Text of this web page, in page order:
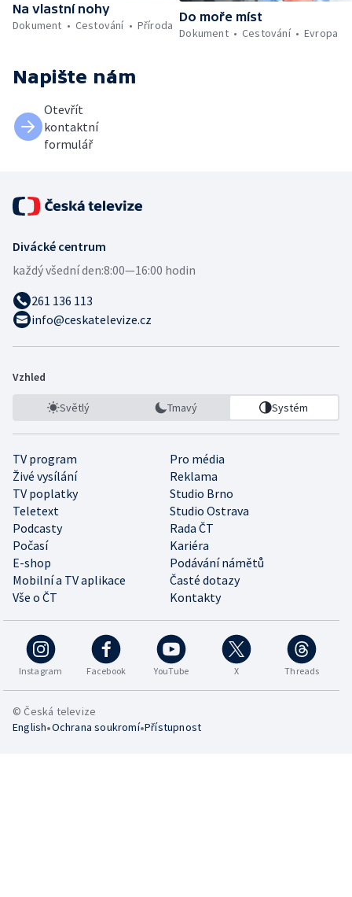
Na vlastní nohy
Dokument
Cestování Příroda
Do moře míst
Dokument
Cestování Evropa
Napište nám
Otevřít
kontaktní
formulář
Divácké centrum
každý všední den:8:00—16:00 hodin
261 136 113
info@ceskatelevize.cz
Vzhled
Světlý Tmavý Systém
TV program
Pro média
Živé vysílání
Reklama
TV poplatky
Studio Brno
Teletext
Studio Ostrava
Podcasty
Rada ČT
Počasí
Kariéra
E-shop
Podávání námětů
Mobilní a TV aplikace
Časté dotazy
Vše o ČT
Kontakty
Instagram Facebook YouTube X Threads
© Česká televize
English•Ochrana soukromí•Přístupnost